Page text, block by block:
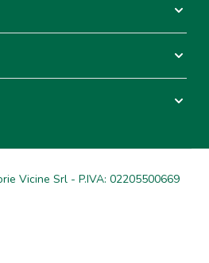
Vicine Srl - P.IVA: 02205500669